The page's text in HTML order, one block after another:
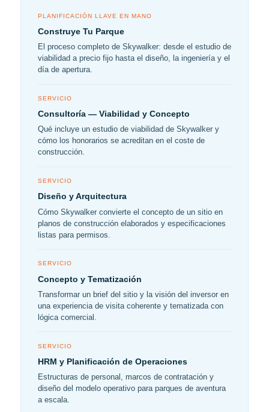
PLANIFICACIÓN LLAVE EN MANO
Construye Tu Parque
El proceso completo de Skywalker: desde el estudio de
viabilidad a precio fijo hasta el diseño, la ingeniería y el
día de apertura.
SERVICIO
Consultoría — Viabilidad y Concepto
Qué incluye un estudio de viabilidad de Skywalker y
cómo los honorarios se acreditan en el coste de
construcción.
SERVICIO
Diseño y Arquitectura
Cómo Skywalker convierte el concepto de un sitio en
planos de construcción elaborados y especificaciones
listas para permisos.
SERVICIO
Concepto y Tematización
Transformar un brief del sitio y la visión del inversor en
una experiencia de visita coherente y tematizada con
lógica comercial.
SERVICIO
HRM y Planificación de Operaciones
Estructuras de personal, marcos de contratación y
diseño del modelo operativo para parques de aventura
a escala.